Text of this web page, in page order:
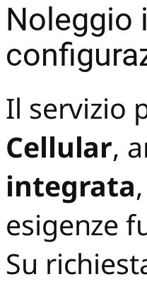
Noleggio
Il servizio
Cellular,
integrata
esigenze
Su